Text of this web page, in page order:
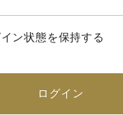
イン状態を保持する